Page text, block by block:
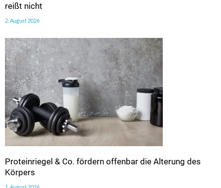
reißt nicht
2. August 2026
Proteinriegel & Co. fördern offenbar die Alterung des
Körpers
1. August 2026